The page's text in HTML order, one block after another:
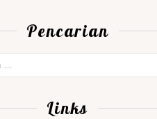
Pencarian
Links